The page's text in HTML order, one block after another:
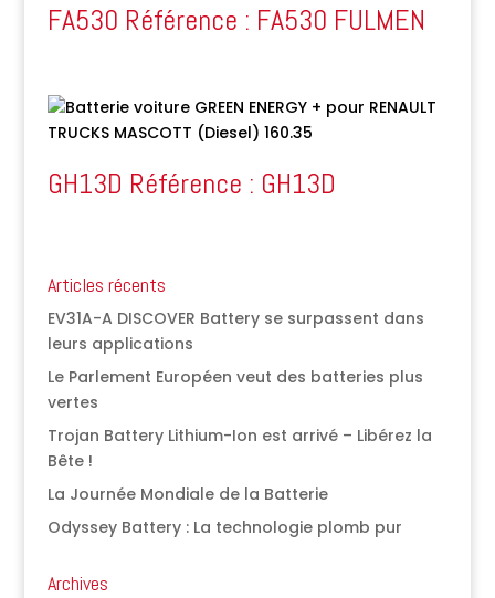
FA530 Référence : FA530 FULMEN
GH13D Référence : GH13D
Articles récents
EV31A-A DISCOVER Battery se surpassent dans
leurs applications
Le Parlement Européen veut des batteries plus
vertes
Trojan Battery Lithium-Ion est arrivé – Libérez la
Bête !
La Journée Mondiale de la Batterie
Odyssey Battery : La technologie plomb pur
Archives